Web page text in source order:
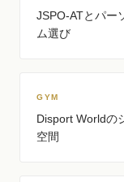
JSPO-ATとパー
ム選び
GYM
Disport Worldの
空間